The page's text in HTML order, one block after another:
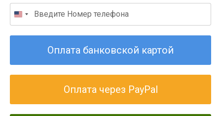
Оплата банковской картой
Оплата через PayPal